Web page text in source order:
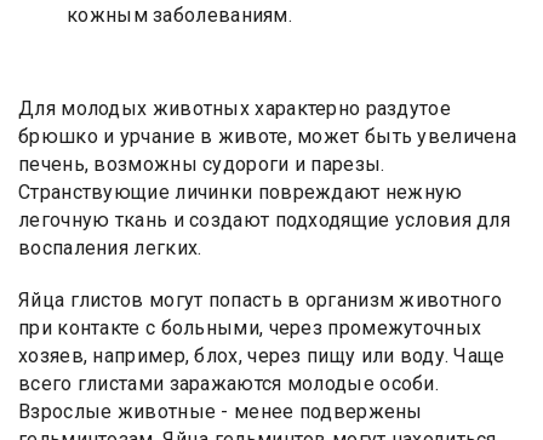
кожным заболеваниям.
Для молодых животных характерно раздутое
брюшко и урчание в животе, может быть увеличена
печень, возможны судороги и парезы.
Странствующие личинки повреждают нежную
легочную ткань и создают подходящие условия для
воспаления легких.
Яйца глистов могут попасть в организм животного
при контакте с больными, через промежуточных
хозяев, например, блох, через пищу или воду. Чаще
всего глистами заражаются молодые особи.
Взрослые животные - менее подвержены